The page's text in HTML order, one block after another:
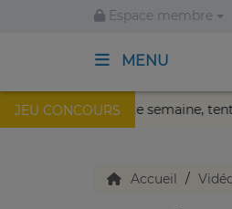
Espace membre
MENU
JEU CONCOURS
de Nice ! Cette
ACCUEIL
TV en direct Accueil